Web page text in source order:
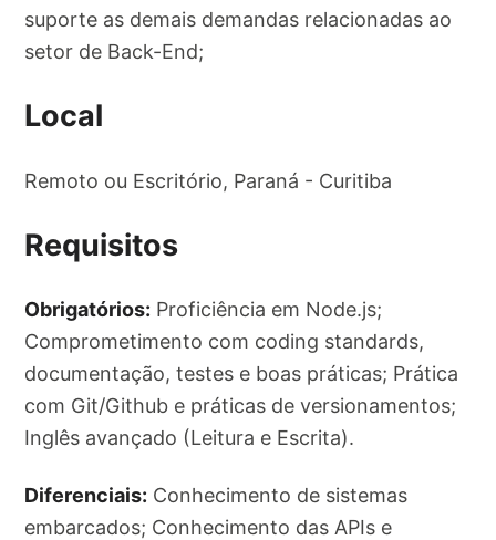
suporte as demais demandas relacionadas ao
setor de Back-End;
Local
Remoto ou Escritório, Paraná - Curitiba
Requisitos
Obrigatórios: Proficiência em Node.js;
Comprometimento com coding standards,
documentação, testes e boas práticas; Prática
com Git/Github e práticas de versionamentos;
Inglês avançado (Leitura e Escrita).
Diferenciais: Conhecimento de sistemas
embarcados; Conhecimento das APIs e